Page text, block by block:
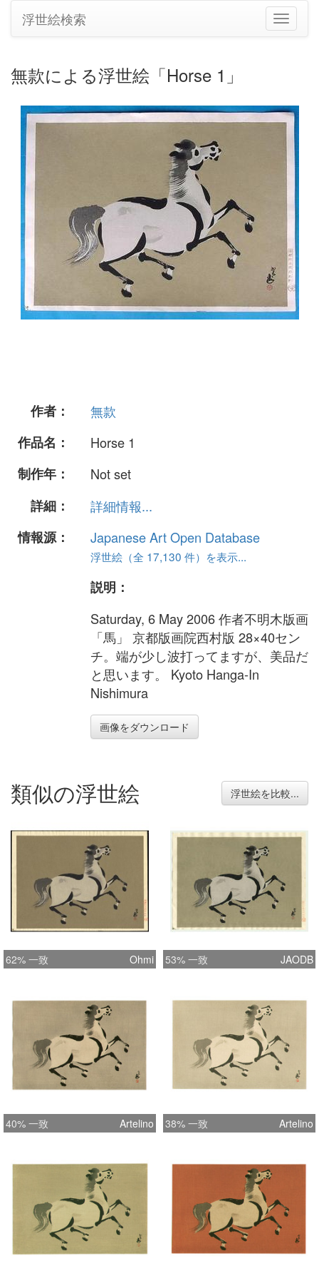
ナ
ビ
ン
の
浮世絵検索
無款による浮世絵「Horse 1」
作者：
無款
作品名：
Horse 1
制作年：
Not set
詳細：
詳細情報...
情報源：
Japanese Art Open Database
浮世絵（全 17,130 件）を表示...
説明：
Saturday, 6 May 2006 作者不明木版画
「馬」 京都版画院西村版 28×40セン
チ。端が少し波打ってますが、美品だ
と思います。 Kyoto Hanga-In
Nishimura
画像をダウンロード
類似の浮世絵 浮世絵を比較...
62% 一致 Ohmi 53% 一致 JAODB
40% 一致 Artelino 38% 一致 Artelino